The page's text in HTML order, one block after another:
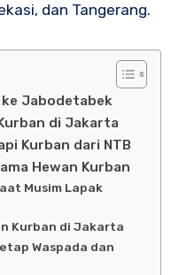
dan Tangerang.
ke Jabodetabek
di Jakarta
Kurban dari NTB
Hewan Kurban
Musim Lapak
Kurban di Jakarta
Waspada dan